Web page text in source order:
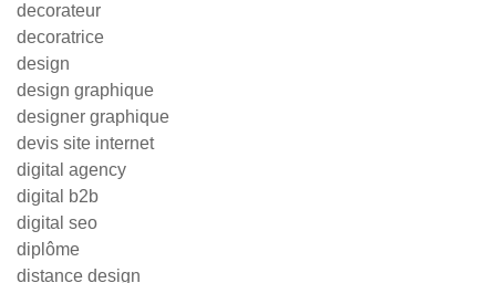
decorateur
decoratrice
design
design graphique
designer graphique
devis site internet
digital agency
digital b2b
digital seo
diplôme
distance design